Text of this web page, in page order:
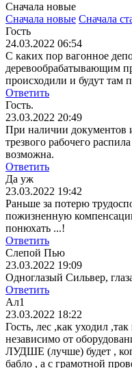
Сначала новые
Сначала новые Сначала
Гость
24.03.2022 06:54
С каких пор вагонное
деревообрабатывающим
происходили и будут там
Ответить
Гость.
23.03.2022 20:49
При наличии документов
трезвого рабочего
возможна.
Ответить
Да уж
23.03.2022 19:42
Раньше за потерю
пожизненную
понюхать ...!
Ответить
Слепой Пью
23.03.2022 19:09
Одноглазый Сильвер,
Ответить
Ал1
23.03.2022 18:22
Гость, лес ,как уходил
независимо от
ЛУДШЕ (лучше) будет ,
бабло , а с грамотной